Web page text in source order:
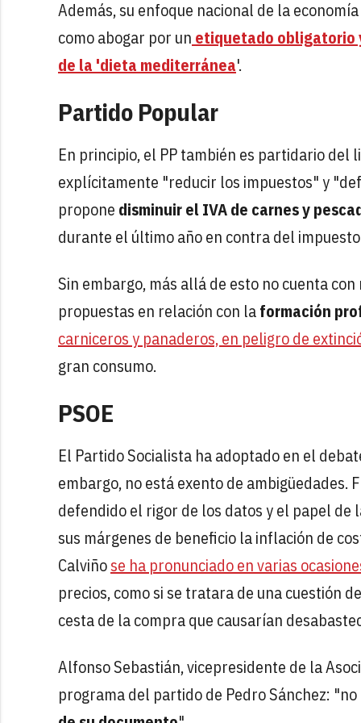
Además, su enfoque nacional de la
como abogar por un etiquetado obligatorio
de la 'dieta mediterránea'.
Partido Popular
En principio, el PP también es partidario
explícitamente "reducir los impuestos" y
propone disminuir el IVA de carnes y
durante el último año en contra del
Sin embargo, más allá de esto no cuenta
propuestas en relación con laformación
carniceros y panaderos, en peligro de
gran consumo.
PSOE
El Partido Socialista ha adoptado en el
embargo, no está exento de
defendido el rigor de los datos y el papel
sus márgenes de beneficio la inflación de
Calviñose ha pronunciado en varias
precios, como si se tratara de una cuestión
cesta de la compra que causarían
Alfonso Sebastián, vicepresidente de la
programa del partido de Pedro Sánchez: